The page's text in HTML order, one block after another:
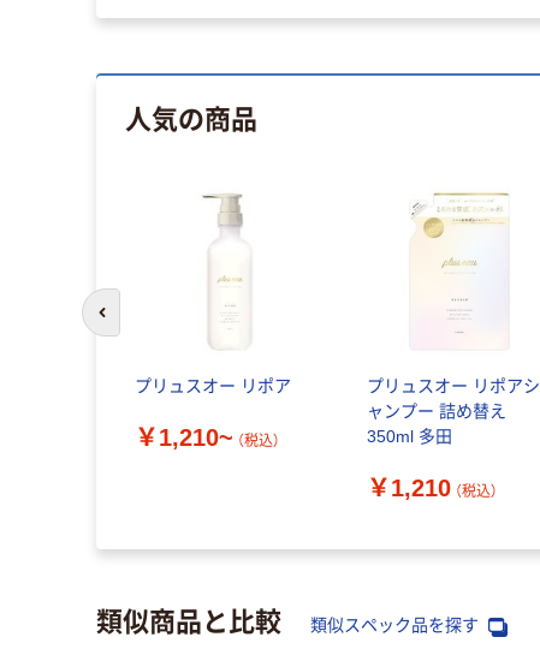
人気の商品
プリュスオー リポア
￥1,210~ （税込）
プリュスオー リポアシ
ャンプー 詰め替え
350ml 多田
￥1,210 （税込）
類似商品と比較 類似スペック品を探す